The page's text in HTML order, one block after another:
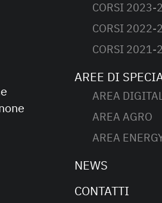
CORSI 2023-
CORSI 2022-
CORSI 2021-
AREE DI
AREA
AREA AGRO
AREA
NEWS
CONTATTI